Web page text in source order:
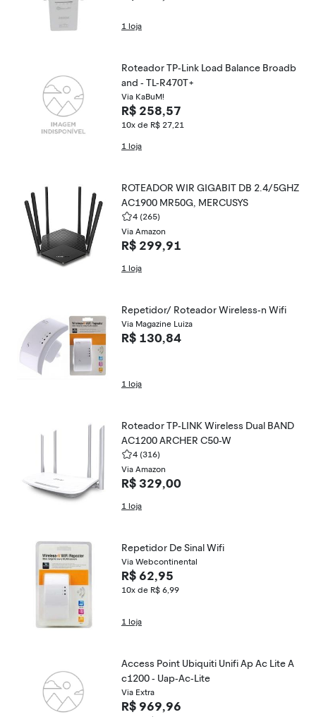
1 loja
Roteador TP-Link Load Balance Broadb
and - TL-R470T+
Via KaBuM!
R$ 258,57
10x de R$ 27,21
1 loja
ROTEADOR WIR GIGABIT DB 2.4/5GHZ
AC1900 MR50G, MERCUSYS
4 (265)
Via Amazon
R$ 299,91
1 loja
Repetidor/ Roteador Wireless-n Wifi
Via Magazine Luiza
R$ 130,84
1 loja
Roteador TP-LINK Wireless Dual BAND
AC1200 ARCHER C50-W
4 (316)
Via Amazon
R$ 329,00
1 loja
Repetidor De Sinal Wifi
Via Webcontinental
R$ 62,95
10x de R$ 6,99
1 loja
Access Point Ubiquiti Unifi Ap Ac Lite A
c1200 - Uap-Ac-Lite
Via Extra
R$ 969,96